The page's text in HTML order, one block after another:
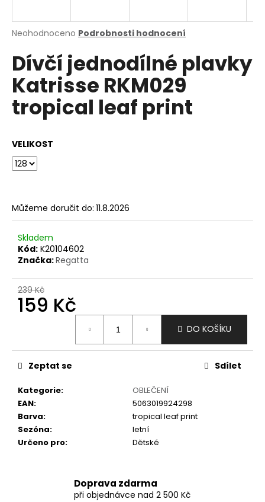
Průměrné
produktu
je
0,0
5
hvězdiček.
Neohodnoceno Podrobnosti hodnocení
Dívčí jednodílné plavky
Katrisse RKM029
tropical leaf print
VELIKOST
Můžeme doručit do: 11.8.2026
Skladem
Kód: K20104602
Značka:Regatta
239 Kč
159 Kč
DO KOŠÍKU
Kategorie:
OBLEČENÍ
EAN:
5063019924298
Barva:
tropical leaf print
Sezóna:
letní
Určeno pro: Dětské
Zeptat se Sdílet
Doprava zdarma
při objednávce nad 2 500 Kč
j
t
?
o
p
u
č
u